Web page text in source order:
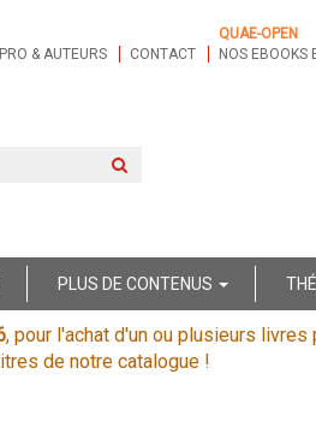
& AUTEURS CONTACT
QUAE-OPEN
NOS EBOOKS
PLUS DE CONTENUS
, pour l'achat d'un ou plusieurs
de notre catalogue !